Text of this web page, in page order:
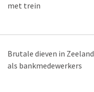
met trein
Brutale dieven in
als bankmedewerkers